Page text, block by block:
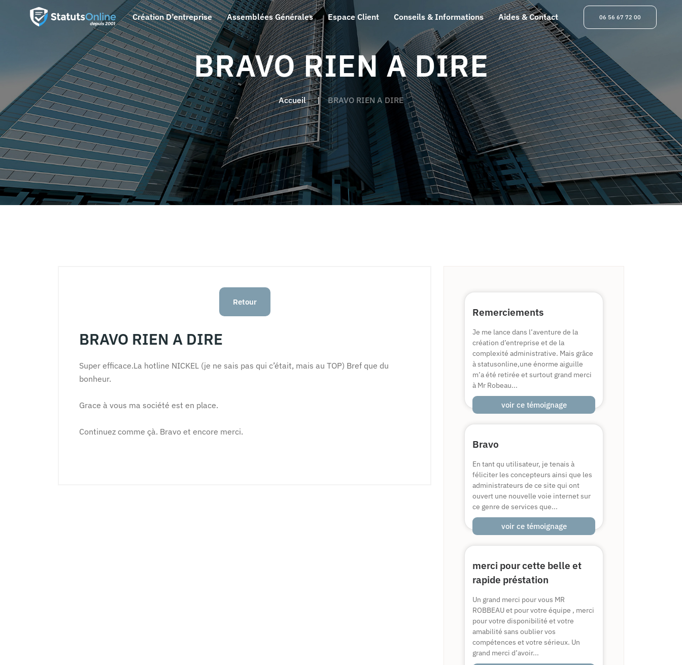
Création D’entreprise Assemblées Générales Espace Client Conseils & Informations Aides & Contact 06 56 67 72 00
BRAVO RIEN A DIRE
Accueil BRAVO RIEN A DIRE
Retour
BRAVO RIEN A DIRE
Super efficace.La hotline NICKEL (je ne sais pas qui c’était, mais au TOP) Bref que du
bonheur.
Grace à vous ma société est en place.
Continuez comme çà. Bravo et encore merci.
Remerciements
Je me lance dans l’aventure de la
création d’entreprise et de la
complexité administrative. Mais grâce
à statusonline,une énorme aiguille
m’a été retirée et surtout grand merci
à Mr Robeau...
voir ce témoignage
Bravo
En tant qu utilisateur, je tenais à
féliciter les concepteurs ainsi que les
administrateurs de ce site qui ont
ouvert une nouvelle voie internet sur
ce genre de services que...
voir ce témoignage
merci pour cette belle et
rapide préstation
Un grand merci pour vous MR
ROBBEAU et pour votre équipe , merci
pour votre disponibilité et votre
amabilité sans oublier vos
compétences et votre sérieux. Un
grand merci d’avoir...